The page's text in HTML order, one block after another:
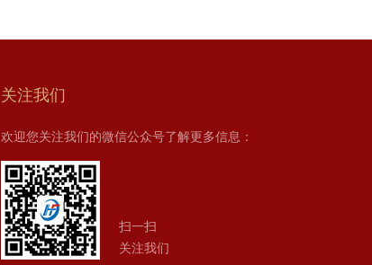
关注我们
欢迎您关注我们的微信公众号了解更多信息：
扫一扫
关注我们